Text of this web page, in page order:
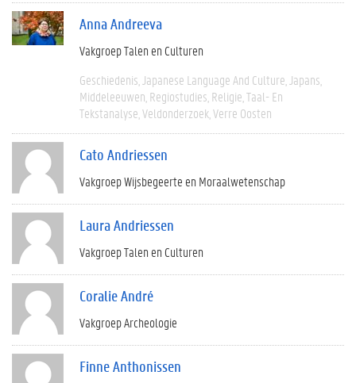
Anna Andreeva
Vakgroep Talen en Culturen
Geschiedenis Japanese Language And Culture Japans
Middeleeuwen Regiostudies Religie Taal- En
Tekstanalyse Veldonderzoek Verre Oosten
Cato Andriessen
Vakgroep Wijsbegeerte en Moraalwetenschap
Laura Andriessen
Vakgroep Talen en Culturen
Coralie André
Vakgroep Archeologie
Finne Anthonissen